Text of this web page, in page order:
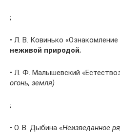
;
• Л. В. Ковинько «Ознакомление
неживой природой;
• Л. Ф. Малышевский
огонь, земля)
;
• О. В. Дыбина «Неизведанное